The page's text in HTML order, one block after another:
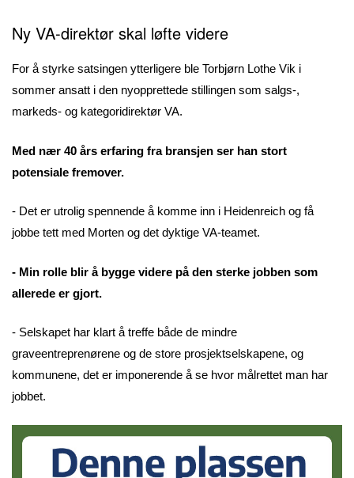
Ny VA-direktør skal løfte videre
For å styrke satsingen ytterligere ble Torbjørn Lothe Vik i
sommer ansatt i den nyopprettede stillingen som salgs-,
markeds- og kategoridirektør VA.
Med nær 40 års erfaring fra bransjen ser han stort
potensiale fremover.
- Det er utrolig spennende å komme inn i Heidenreich og få
jobbe tett med Morten og det dyktige VA-teamet.
- Min rolle blir å bygge videre på den sterke jobben som
allerede er gjort.
- Selskapet har klart å treffe både de mindre
graveentreprenørene og de store prosjektselskapene, og
kommunene, det er imponerende å se hvor målrettet man har
jobbet.